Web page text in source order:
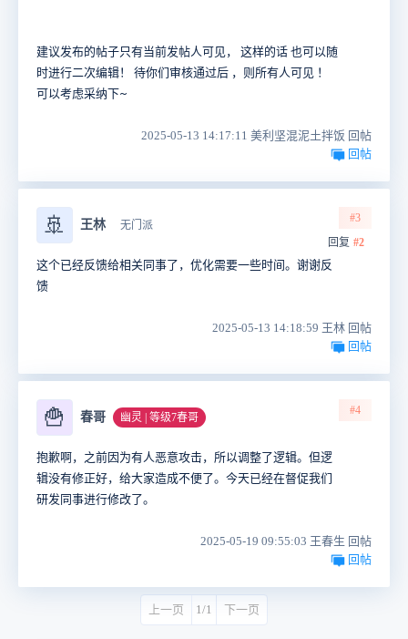
建议发布的帖子只有当前发帖人可见， 这样的话 也可以随
时进行二次编辑！ 待你们审核通过后 ，则所有人可见 ！
可以考虑采纳下~
2025-05-13 14:17:11 美利坚混泥土拌饭 回帖
回帖
🚢 王林 无门派
#3
回复 #2
这个已经反馈给相关同事了，优化需要一些时间。谢谢反
馈
2025-05-13 14:18:59 王林 回帖
回帖
🍟 春哥 幽灵 | 等级7春哥
#4
抱歉啊，之前因为有人恶意攻击，所以调整了逻辑。但逻
辑没有修正好，给大家造成不便了。今天已经在督促我们
研发同事进行修改了。
2025-05-19 09:55:03 王春生 回帖
回帖
上一页 1/1 下一页